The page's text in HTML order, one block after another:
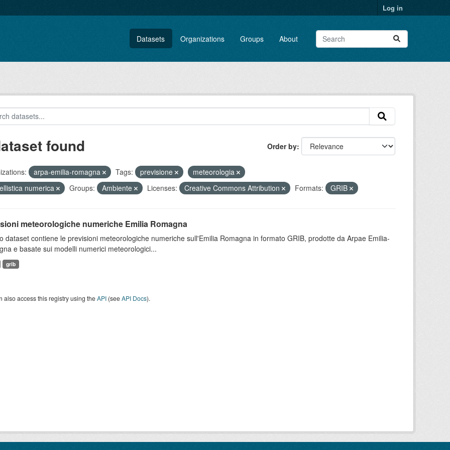
Log in
Datasets Organizations Groups About
Order by
found
arpa-emilia-romagna Tags: previsione
meteorologia
numerica
Groups: Ambiente Licenses: Creative Commons Attribution Formats: GRIB
meteorologiche numeriche Emilia Romagna
dataset contiene le previsioni meteorologiche numeriche sull'Emilia Romagna in formato GRIB, prodotte da Arpae Emilia-
e basate sui modelli numerici meteorologici...
grib
also access this registry using theAPI(seeAPI Docs).